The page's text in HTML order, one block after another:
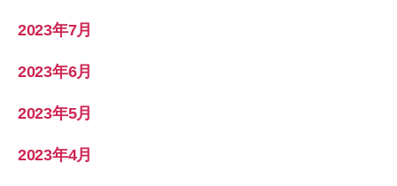
2023年7月
2023年6月
2023年5月
2023年4月